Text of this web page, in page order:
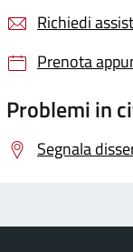
Richiedi
Prenota
Problemi in
Segnala